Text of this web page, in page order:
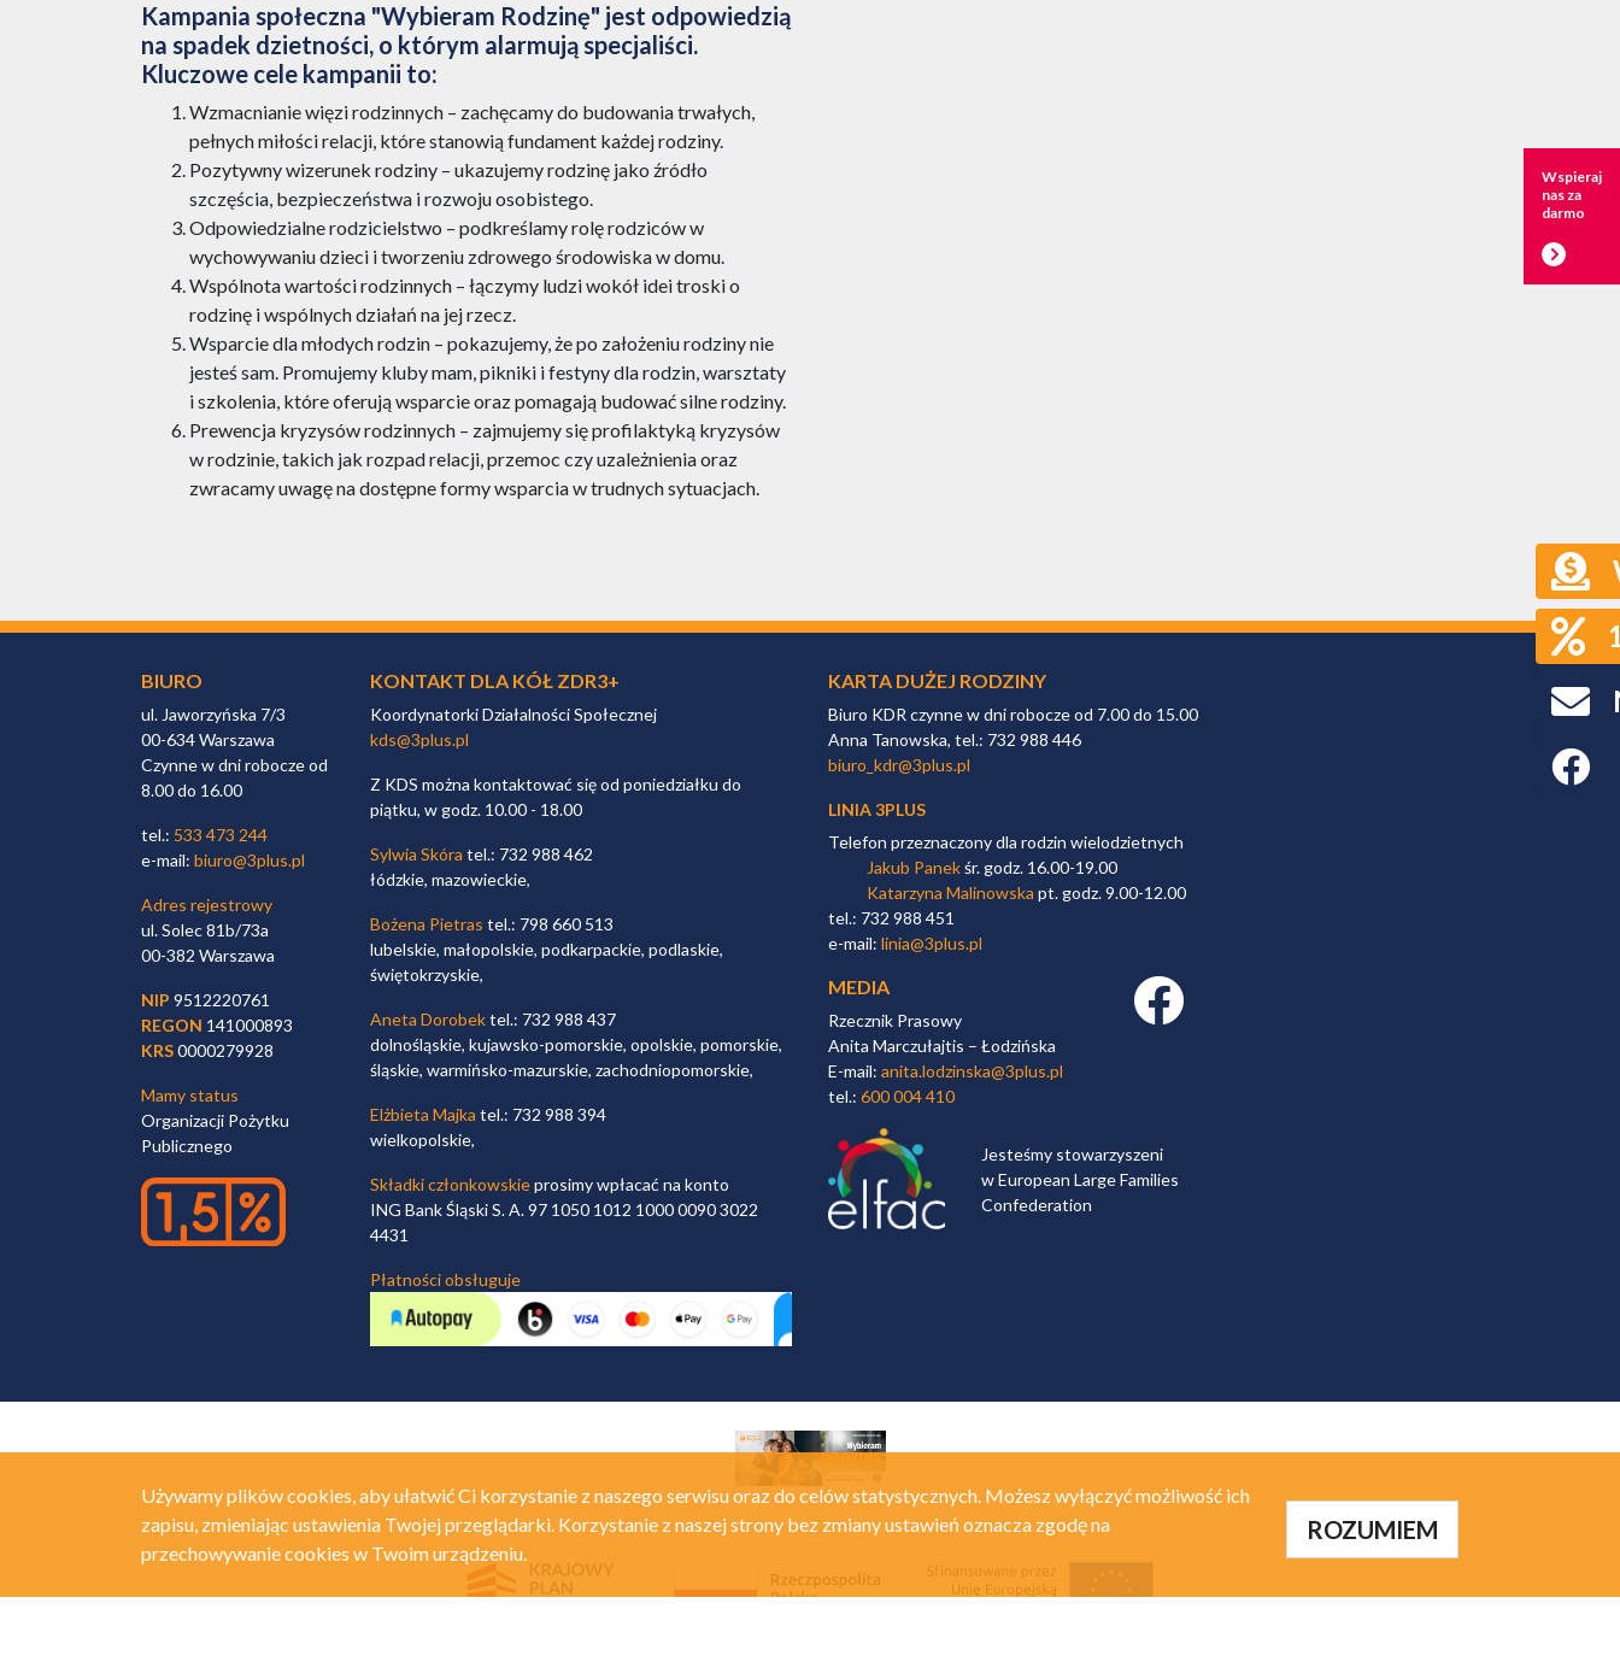
Kampania społeczna "Wybieram Rodzinę" jest odpowiedzią
na spadek dzietności, o którym alarmują specjaliści.
Kluczowe cele kampanii to:
Wzmacnianie więzi rodzinnych – zachęcamy do budowania trwałych,
pełnych miłości relacji, które stanowią fundament każdej rodziny.
Pozytywny wizerunek rodziny – ukazujemy rodzinę jako źródło
szczęścia, bezpieczeństwa i rozwoju osobistego.
Odpowiedzialne rodzicielstwo – podkreślamy rolę rodziców w
wychowywaniu dzieci i tworzeniu zdrowego środowiska w domu.
Wspólnota wartości rodzinnych – łączymy ludzi wokół idei troski o
rodzinę i wspólnych działań na jej rzecz.
Wsparcie dla młodych rodzin – pokazujemy, że po założeniu rodziny nie
jesteś sam. Promujemy kluby mam, pikniki i festyny dla rodzin, warsztaty
i szkolenia, które oferują wsparcie oraz pomagają budować silne rodziny.
Prewencja kryzysów rodzinnych – zajmujemy się profilaktyką kryzysów
w rodzinie, takich jak rozpad relacji, przemoc czy uzależnienia oraz
zwracamy uwagę na dostępne formy wsparcia w trudnych sytuacjach.
BIURO
ul. Jaworzyńska 7/3
00-634 Warszawa
Czynne w dni robocze od
8.00 do 16.00
tel.: 533 473 244
e-mail: biuro@3plus.pl
Adres rejestrowy
ul. Solec 81b/73a
00-382 Warszawa
NIP 9512220761
REGON 141000893
KRS0000279928
Mamy status
Organizacji Pożytku
Publicznego
KONTAKT DLA KÓŁ ZDR3+
Koordynatorki Działalności Społecznej
kds@3plus.pl
Z KDS można kontaktować się od poniedziałku do
piątku, w godz. 10.00 - 18.00
Sylwia Skóra tel.: 732 988 462
łódzkie, mazowieckie,
Bożena Pietras tel.: 798 660 513
lubelskie, małopolskie, podkarpackie, podlaskie,
świętokrzyskie,
Aneta Dorobektel.: 732 988 437
dolnośląskie, kujawsko-pomorskie, opolskie, pomorskie,
śląskie, warmińsko-mazurskie, zachodniopomorskie,
Elżbieta Majka tel.: 732 988 394
wielkopolskie,
Składki członkowskieprosimy wpłacać na konto
ING Bank Śląski S. A. 97 1050 1012 1000 0090 3022
4431
Płatności obsługuje
KARTA DUŻEJ RODZINY
Biuro KDR czynne w dni robocze od 7.00 do 15.00
Anna Tanowska, tel.: 732 988 446
biuro_kdr@3plus.pl
LINIA 3PLUS
Telefon przeznaczony dla rodzin wielodzietnych
Jakub Panekśr. godz. 16.00-19.00
Katarzyna Malinowska pt. godz. 9.00-12.00
tel.: 732 988 451
e-mail: linia@3plus.pl
MEDIA
Rzecznik Prasowy
Anita Marczułajtis – Łodzińska
E-mail: anita.lodzinska@3plus.pl
tel.: 600 004 410
Facebook link
Jesteśmy stowarzyszeni
w European Large Families
Confederation
Używamy plików cookies, aby ułatwić Ci korzystanie z naszego serwisu oraz do celów statystycznych. Możesz wyłączyć możliwość ich
zapisu, zmieniając ustawienia Twojej przeglądarki. Korzystanie z naszej strony bez zmiany ustawień oznacza zgodę na
przechowywanie cookies w Twoim urządzeniu.
ROZUMIEM
Wspieraj
nas za
darmo